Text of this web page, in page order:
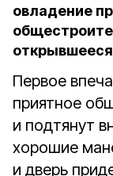
овладение
Первое
приятное
и подтянут
хорошие
и дверь